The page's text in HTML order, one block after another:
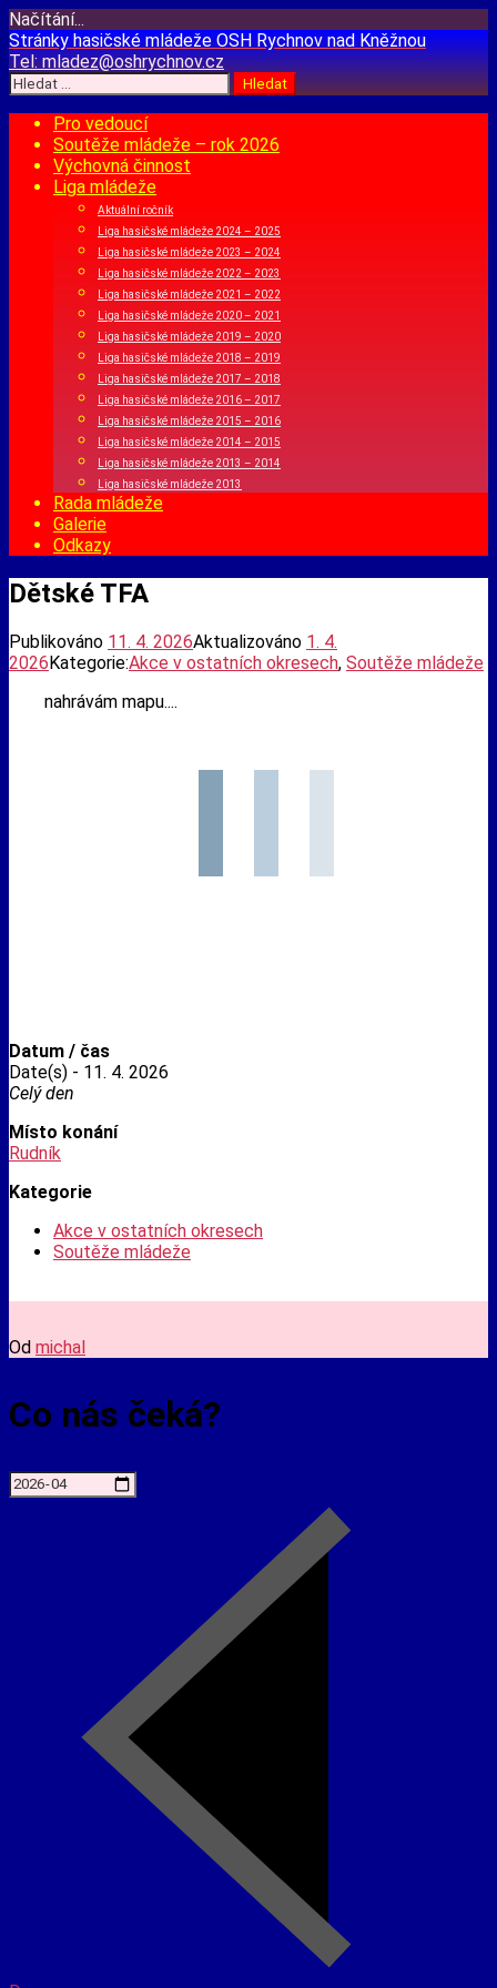
Načítání...
Přejít
k
obsahu
webu
Stránky hasičské mládežeOSH Rychnov nad Kněžnou
Tel:mladez@oshrychnov.cz
Vyhledávání
Pro vedoucí
Soutěže mládeže – rok 2026
Výchovná činnost
Liga mládeže
Aktuální ročník
Liga hasičské mládeže 2024 – 2025
Liga hasičské mládeže 2023 – 2024
Liga hasičské mládeže 2022 – 2023
Liga hasičské mládeže 2021 – 2022
Liga hasičské mládeže 2020 – 2021
Liga hasičské mládeže 2019 – 2020
Liga hasičské mládeže 2018 – 2019
Liga hasičské mládeže 2017 – 2018
Liga hasičské mládeže 2016 – 2017
Liga hasičské mládeže 2015 – 2016
Liga hasičské mládeže 2014 – 2015
Liga hasičské mládeže 2013 – 2014
Liga hasičské mládeže 2013
Rada mládeže
Galerie
Odkazy
Dětské TFA
Publikováno 11. 4. 2026Aktualizováno 1. 4.
2026Kategorie:Akce v ostatních okresech, Soutěže mládeže
nahrávám mapu....
Datum / čas
Date(s) - 11. 4. 2026
Celý den
Místo konání
Rudník
Kategorie
Akce v ostatních okresech
Soutěže mládeže
Od michal
Co nás čeká?